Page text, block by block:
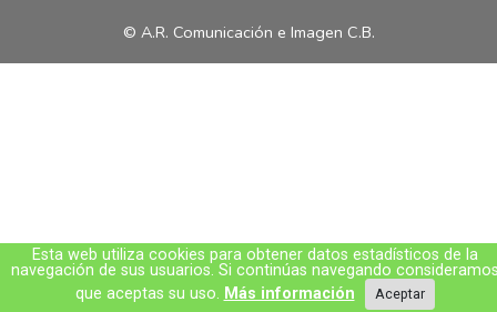
© A.R. Comunicación e Imagen C.B.
Esta web utiliza cookies para obtener datos estadísticos de la
navegación de sus usuarios. Si continúas navegando
que aceptas su uso. Más información Aceptar